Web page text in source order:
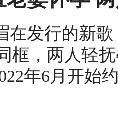
在发行的新
框，两人轻
年6月开始